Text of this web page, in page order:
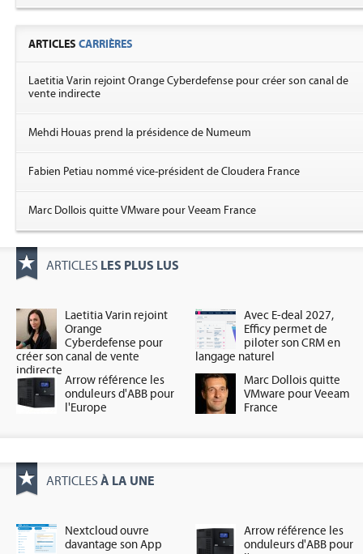
ARTICLES CARRIÈRES
Laetitia Varin rejoint Orange Cyberdefense pour créer son canal de
vente indirecte
Mehdi Houas prend la présidence de Numeum
Fabien Petiau nommé vice-président de Cloudera France
Marc Dollois quitte VMware pour Veeam France
ARTICLES LES PLUS LUS
Laetitia Varin rejoint
Orange
Cyberdefense pour
créer son canal de vente
indirecte
Avec E-deal 2027,
Efficy permet de
piloter son CRM en
langage naturel
Arrow référence les
onduleurs d'ABB pour
l'Europe
Marc Dollois quitte
VMware pour Veeam
France
ARTICLES À LA UNE
Nextcloud ouvre
davantage son App
Arrow référence les
onduleurs d'ABB pour